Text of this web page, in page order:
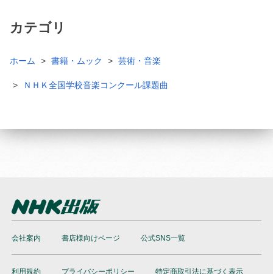
カテゴリ
ホーム 書籍・ムック 芸術・音楽
ＮＨＫ全国学校音楽コンクール課題曲
会社案内 書店様向けページ 公式SNS一覧
利用規約 プライバシーポリシー 特定商取引法に基づく表示